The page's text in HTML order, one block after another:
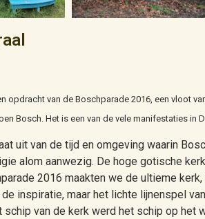
opdracht van de Boschparade 2016, een vloot
Bosch. Het is een van de vele manifestaties in
uit van de tijd en omgeving waarin
alom aanwezig. De hoge gotische
2016 maakten we de ultieme
inspiratie, maar het lichte lijnenspel
schip van de kerk werd het schip op